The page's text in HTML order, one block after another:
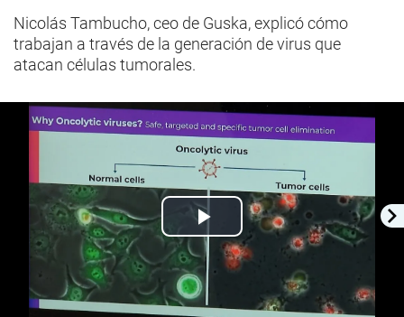
Nicolás Tambucho, ceo de Guska, explicó cómo
trabajan a través de la generación de virus que
atacan células tumorales.
Play
Video